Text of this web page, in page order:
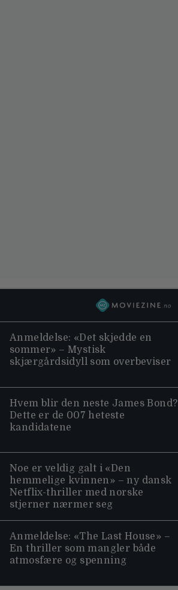
Anmeldelse: «Det skjedde en
sommer» – Mystisk
skjærgårdsidyll som overbeviser
Hvem blir den neste James Bond?
Dette er de 007 heteste
kandidatene
Noe er veldig galt i «Den
hemmelige kvinnen» – ny dansk
Netflix-thriller med norske
stjerner nærmer seg
Anmeldelse: «The Last House» –
En thriller som mangler både
atmosfære og spenning